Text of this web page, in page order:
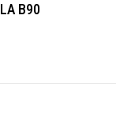
B90